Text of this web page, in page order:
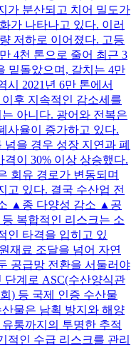
가 분산되고 치어 밀도가
가 나타나고 있다. 이러
저하로 이어졌다. 고등
4천 톤으로 줄어 최근 3
밑돌았으며, 갈치는 4만
시 2021년 6만 톤에서
후 지속적인 감소세를
아니다. 광어와 전복은
사율이 증가하고 있다.
을 경우 성장 지연과 폐
이 30% 이상 상승했다.
회유 경로가 변동되며
고 있다. 결국 수산업 전
▲종 다양성 감소 ▲공
복합적인 리스크는 소
인 타격을 입히고 있
재료 조달을 넘어 자연
공급망 전환을 서둘러야
단계로 ASC(수산양식관
) 등 국제 인증 수산물
물은 남획 방지와 해양
통까지의 투명한 추적
적인 수급 리스크를 관리